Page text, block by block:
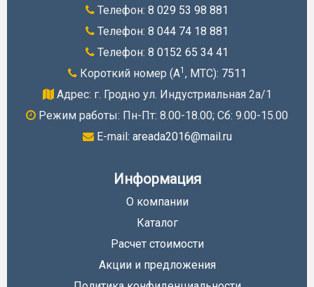
Телефон: 8 029 53 98 881
Телефон: 8 044 74 18 881
Телефон: 8 0152 65 34 41
Короткий номер (A1 , МТС): 7511
Адрес: г. Гродно ул. Индустриальная 2а/1
Режим работы: Пн-Пт: 8.00-18.00; Cб: 9.00-15.00
E-mail: areada2016@mail.ru
Информация
О компании
Каталог
Расчет стоимости
Акции и предложения